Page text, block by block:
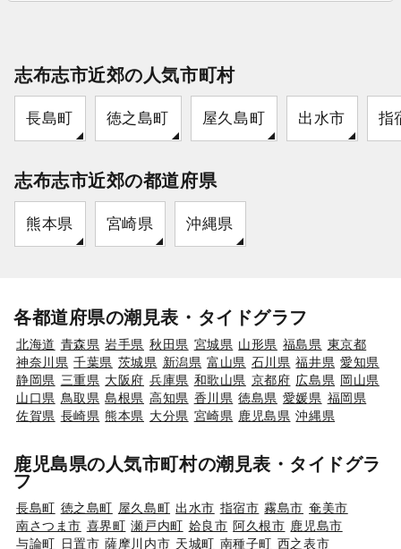
志布志市近郊の人気市町村
長島町 徳之島町 屋久島町 出水市 指
志布志市近郊の都道府県
熊本県 宮崎県 沖縄県
各都道府県の潮見表・タイドグラフ
北海道 青森県 岩手県 秋田県 宮城県 山形県 福島県 東京都
神奈川県 千葉県 茨城県 新潟県 富山県 石川県 福井県 愛知県
静岡県 三重県 大阪府 兵庫県 和歌山県 京都府 広島県 岡山県
山口県 鳥取県 島根県 高知県 香川県 徳島県 愛媛県 福岡県
佐賀県 長崎県 熊本県 大分県 宮崎県 鹿児島県 沖縄県
鹿児島県の人気市町村の潮見表・タイドグラ
フ
長島町 徳之島町 屋久島町 出水市 指宿市 霧島市 奄美市
南さつま市 喜界町 瀬戸内町 姶良市 阿久根市 鹿児島市
与論町 日置市 薩摩川内市 天城町 南種子町 西之表市